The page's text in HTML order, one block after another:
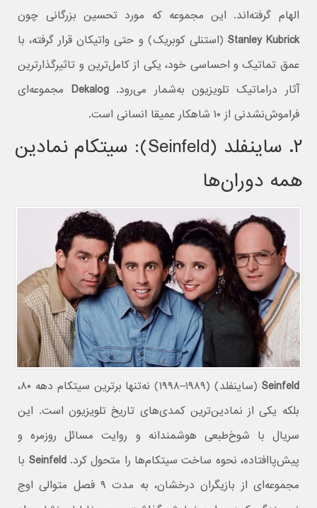
الهام گرفته‌اند. این مجموعه که مورد تحسین بزرگانی چون
Stanley Kubrick (استنلی کوبریک) و حتی واتیکان قرار گرفته، با
عمق تماتیک و احساسی خود، یکی از کامل‌ترین و تاثیرگذارترین
آثار دراماتیک تلویزیون به‌شمار می‌رود.Dekalog مجموعه‌ای
فراموش‌نشدنی از ۱۰ شاهکار عمیقا انسانی است.
۲. ساینفلد (Seinfeld): سیتکام نمادین
همه دوران‌ها
Seinfeld
(ساینفلد) (۱۹۸۹–۱۹۹۸) نه‌تنها برترین سیتکام دهه ۸۰،
بلکه یکی از نمادین‌ترین کمدی‌های تاریخ تلویزیون است. این
سریال با شوخ‌طبعی هوشمندانه و روایت مسائل روزمره و
پیش‌پاافتاده، نحوه ساخت سیتکام‌ها را متحول کرد.Seinfeld با
مجموعه‌ای از بازیگران درخشان، به مدت ۹ فصل متوالی اوج